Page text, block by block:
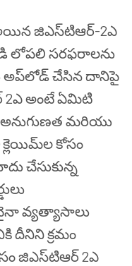
జిఎస్‌టి‌ఆర్-2ఎ
లోపలి సరఫరాలను
అప్‌లోడ్ చేసిన దానిపై
2ఎ అంటే ఏమిటి
అనుగుణత మరియు
క్లెయిమ్‌ల కోసం
చేసుకున్న
వ్యత్యాసాలు
దీనిని క్రమం
జిఎస్‌టి‌ఆర్ 2ఎ